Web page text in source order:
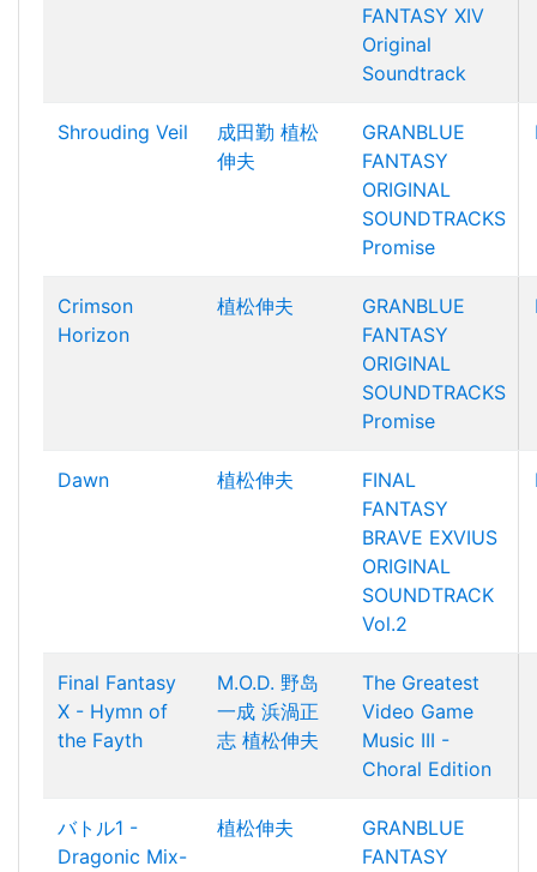
FANTASY XIV
Original
Soundtrack
Shrouding Veil 成田勤 植松
伸夫
GRANBLUE
FANTASY
ORIGINAL
SOUNDTRACKS
Promise
Crimson
Horizon
植松伸夫
GRANBLUE
FANTASY
ORIGINAL
SOUNDTRACKS
Promise
Dawn 植松伸夫
FINAL
FANTASY
BRAVE EXVIUS
ORIGINAL
SOUNDTRACK
Vol.2
Final Fantasy
X - Hymn of
the Fayth
M.O.D. 野岛
一成 浜渦正
志 植松伸夫
The Greatest
Video Game
Music III -
Choral Edition
バトル1 -
Dragonic Mix-
植松伸夫
GRANBLUE
FANTASY